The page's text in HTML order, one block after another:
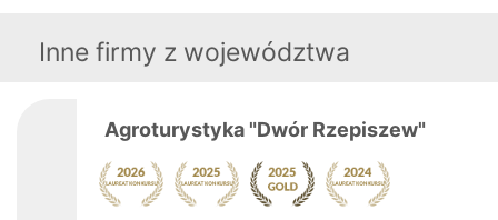
Inne firmy z województwa
Agroturystyka "Dwór Rzepiszew"